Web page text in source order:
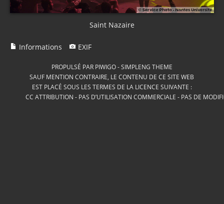
Saint Nazaire
Informations EXIF
PROPULSÉ PAR PIWIGO-SIMPLENG THEME
SAUF MENTION CONTRAIRE, LE CONTENU DE CE SITE WEB
EST PLACÉ SOUS LES TERMES DE LA LICENCE SUIVANTE :
CC ATTRIBUTION - PAS D’UTILISATION COMMERCIALE - PAS DE